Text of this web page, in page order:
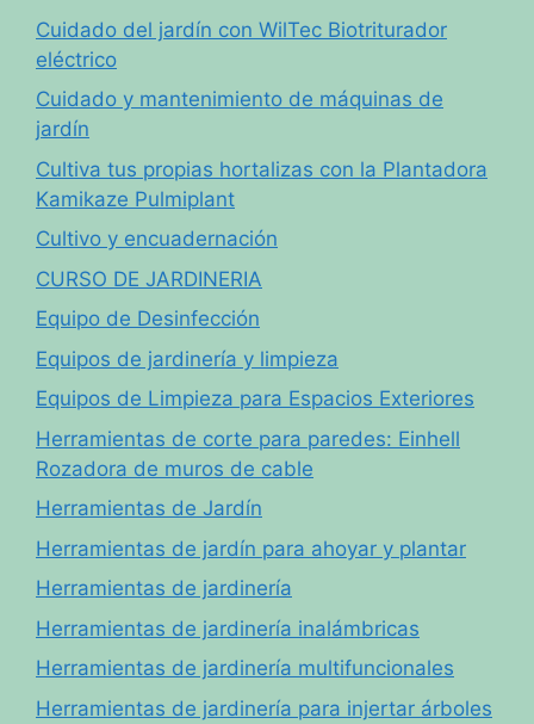
Cuidado del jardín con WilTec Biotriturador
eléctrico
Cuidado y mantenimiento de máquinas de
jardín
Cultiva tus propias hortalizas con la Plantadora
Kamikaze Pulmiplant
Cultivo y encuadernación
CURSO DE JARDINERIA
Equipo de Desinfección
Equipos de jardinería y limpieza
Equipos de Limpieza para Espacios Exteriores
Herramientas de corte para paredes: Einhell
Rozadora de muros de cable
Herramientas de Jardín
Herramientas de jardín para ahoyar y plantar
Herramientas de jardinería
Herramientas de jardinería inalámbricas
Herramientas de jardinería multifuncionales
Herramientas de jardinería para injertar árboles